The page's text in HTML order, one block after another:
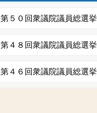
第５０回衆議院議員総選挙
第４８回衆議院議員総選挙
第４６回衆議院議員総選挙